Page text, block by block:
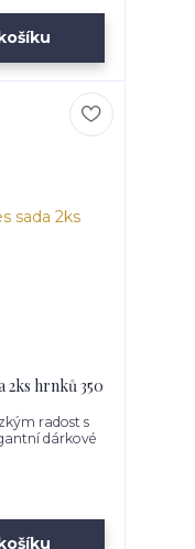
2ks hrnků 350
radost s
dárkové